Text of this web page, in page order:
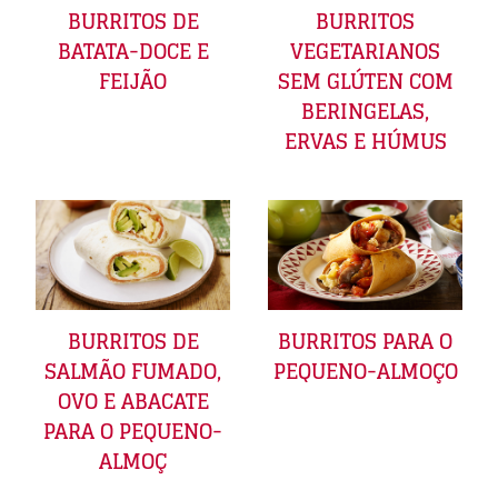
BURRITOS DE
BATATA-DOCE E
FEIJÃO
BURRITOS
VEGETARIANOS
SEM GLÚTEN COM
BERINGELAS,
ERVAS E HÚMUS
BURRITOS DE
SALMÃO FUMADO,
OVO E ABACATE
PARA O PEQUENO-
ALMOÇ
BURRITOS PARA O
PEQUENO-ALMOÇO